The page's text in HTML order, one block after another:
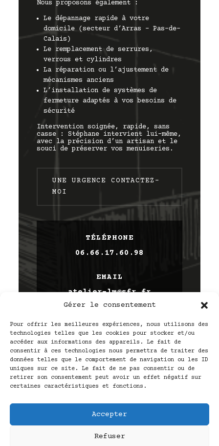
Gérer le consentement
Pour offrir les meilleures expériences, nous utilisons des
technologies telles que les cookies pour stocker et/ou
accéder aux informations des appareils. Le fait de
consentir à ces technologies nous permettra de traiter des
données telles que le comportement de navigation ou les ID
uniques sur ce site. Le fait de ne pas consentir ou de
retirer son consentement peut avoir un effet négatif sur
certaines caractéristiques et fonctions.
Accepter
Refuser
Nous proposons également :
Le dépannage rapide à votre
domicile (secteur d’Arras – Pas-de-
Calais)
Le remplacement de serrures,
verrous et cylindres
La réparation ou l’ajustement de
mécanismes anciens
L’installation de systèmes de
fermeture adaptés à vos besoins de
sécurité
Intervention soignée, rapide, sans
casse : Stéphane intervient lui-même,
avec la précision d’un artisan et le
souci de préserver vos menuiseries.
UNE URGENCE CONTACTEZ-
MOI
TÉLÉPHONE
06.66.17.60.98
EMAIL
atelier-lm@sfr.fr
Site web réalisé par la Croquante, agence de